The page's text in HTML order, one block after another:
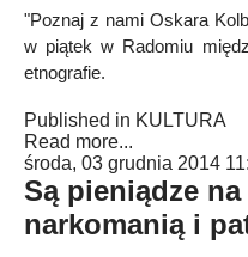
"Poznaj z nami Oskara
w piątek w Radomiu
etnografie.
Published in KULTURA
Read more...
środa, 03 grudnia 2014
Są pieniądze
narkomanią i